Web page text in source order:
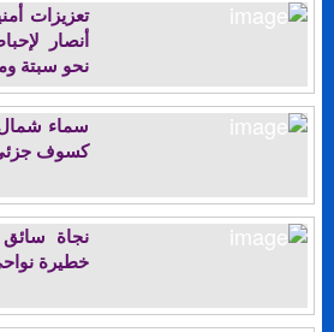
تعزيزات
أنصار
نحو سبتة
سماء
كسوف
نجاة
خطيرة